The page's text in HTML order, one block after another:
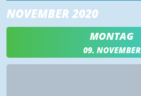
NOVEMBER 2020
MONTAG
09. NOVEMBER